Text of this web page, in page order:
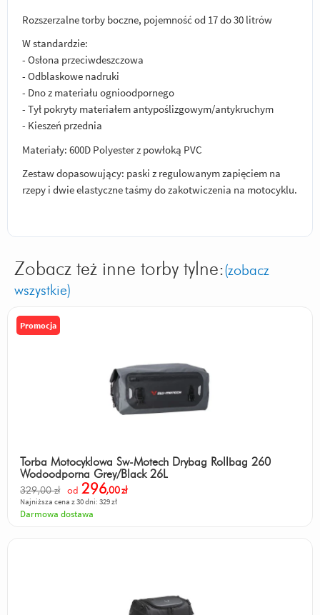
Rozszerzalne torby boczne, pojemność od 17 do 30 litrów
W standardzie:
- Osłona przeciwdeszczowa
- Odblaskowe nadruki
- Dno z materiału ognioodpornego
- Tył pokryty materiałem antypoślizgowym/antykruchym
- Kieszeń przednia
Materiały: 600D Polyester z powłoką PVC
Zestaw dopasowujący: paski z regulowanym zapięciem na
rzepy i dwie elastyczne taśmy do zakotwiczenia na motocyklu.
Zobacz też inne torby tylne:(zobacz
wszystkie)
Promocja
Torba Motocyklowa Sw-Motech Drybag Rollbag 260
Wodoodporna Grey/Black 26L
329,00 zł od 296,00zł
Najniższa cena z 30 dni: 329 zł
Darmowa dostawa